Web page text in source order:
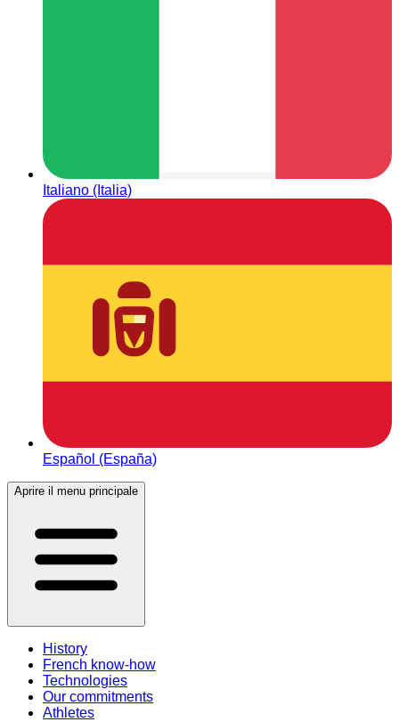
Italiano (Italia)
Español (España)
Aprire il menu principale
History
French know-how
Technologies
Our commitments
Athletes